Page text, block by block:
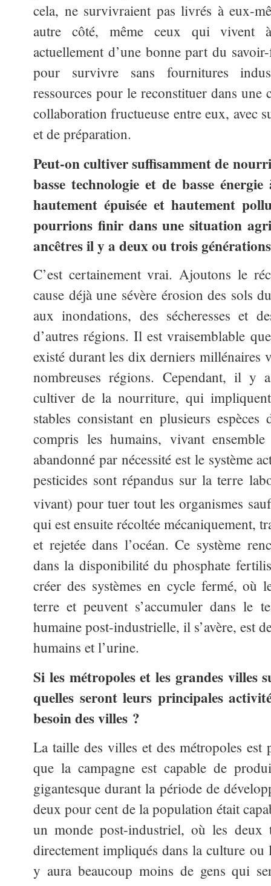
cela, ne survivraient pas livrés à eux-
autre côté, même ceux qui vivent
actuellement d’une bonne part du
pour survivre sans fournitures
ressources pour le reconstituer dans
collaboration fructueuse entre eux, avec
et de préparation.
Peut-on cultiver suffisamment de
basse technologie et de basse
hautement épuisée et hautement
pourrions finir dans une situation
ancêtres il y a deux ou trois
C’est certainement vrai. Ajoutons le
cause déjà une sévère érosion des sols
aux inondations, des sécheresses et
d’autres régions. Il est vraisemblable
existé durant les dix derniers millénaires
nombreuses régions. Cependant, il y
cultiver de la nourriture, qui impliquent
stables consistant en plusieurs
compris les humains, vivant
abandonné par nécessité est le système
pesticides sont répandus sur la terre
vivant) pour tuer tout les organismes
qui est ensuite récoltée mécaniquement,
et rejetée dans l’océan. Ce système
dans la disponibilité du phosphate
créer des systèmes en cycle fermé, où
terre et peuvent s’accumuler dans le
humaine post-industrielle, il s’avère, est
humains et l’urine.
Si les métropoles et les grandes villes
quelles seront leurs principales
besoin des villes ?
La taille des villes et des métropoles
que la campagne est capable de
gigantesque durant la période de
deux pour cent de la population était
un monde post-industriel, où les
directement impliqués dans la culture
y aura beaucoup moins de gens qui